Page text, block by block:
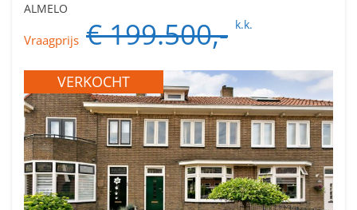
ALMELO
Vraagprijs € 199.500,- k.k.
VERKOCHT